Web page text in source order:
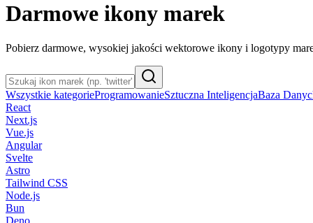
Darmowe ikony marek
Pobierz darmowe, wysokiej jakości wektorowe ikony i logotypy
Wszystkie kategorieProgramowanieSztuczna InteligencjaBaza
React
Next.js
Vue.js
Angular
Svelte
Astro
Tailwind CSS
Node.js
Bun
Deno